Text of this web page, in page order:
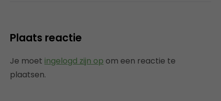
Plaats reactie
Je moet ingelogd zijn op om een reactie te
plaatsen.